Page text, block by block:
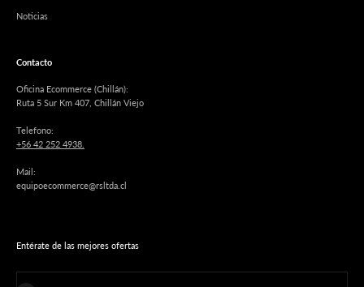
Noticias
Contacto
Oficina Ecommerce (Chillán):
Ruta 5 Sur Km 407, Chillán Viejo
Telefono:
+56 42 252 4938.
Mail:
equipoecommerce@rsltda.cl
Entérate de las mejores ofertas